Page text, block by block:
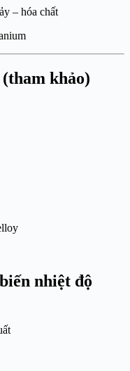
– hóa chất
khảo)
nhiệt độ